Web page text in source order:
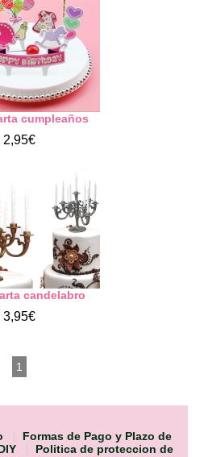
cumpleaños
2,95€
candelabro
3,95€
1
Formas de Pago y Plazo de
Politica de proteccion de